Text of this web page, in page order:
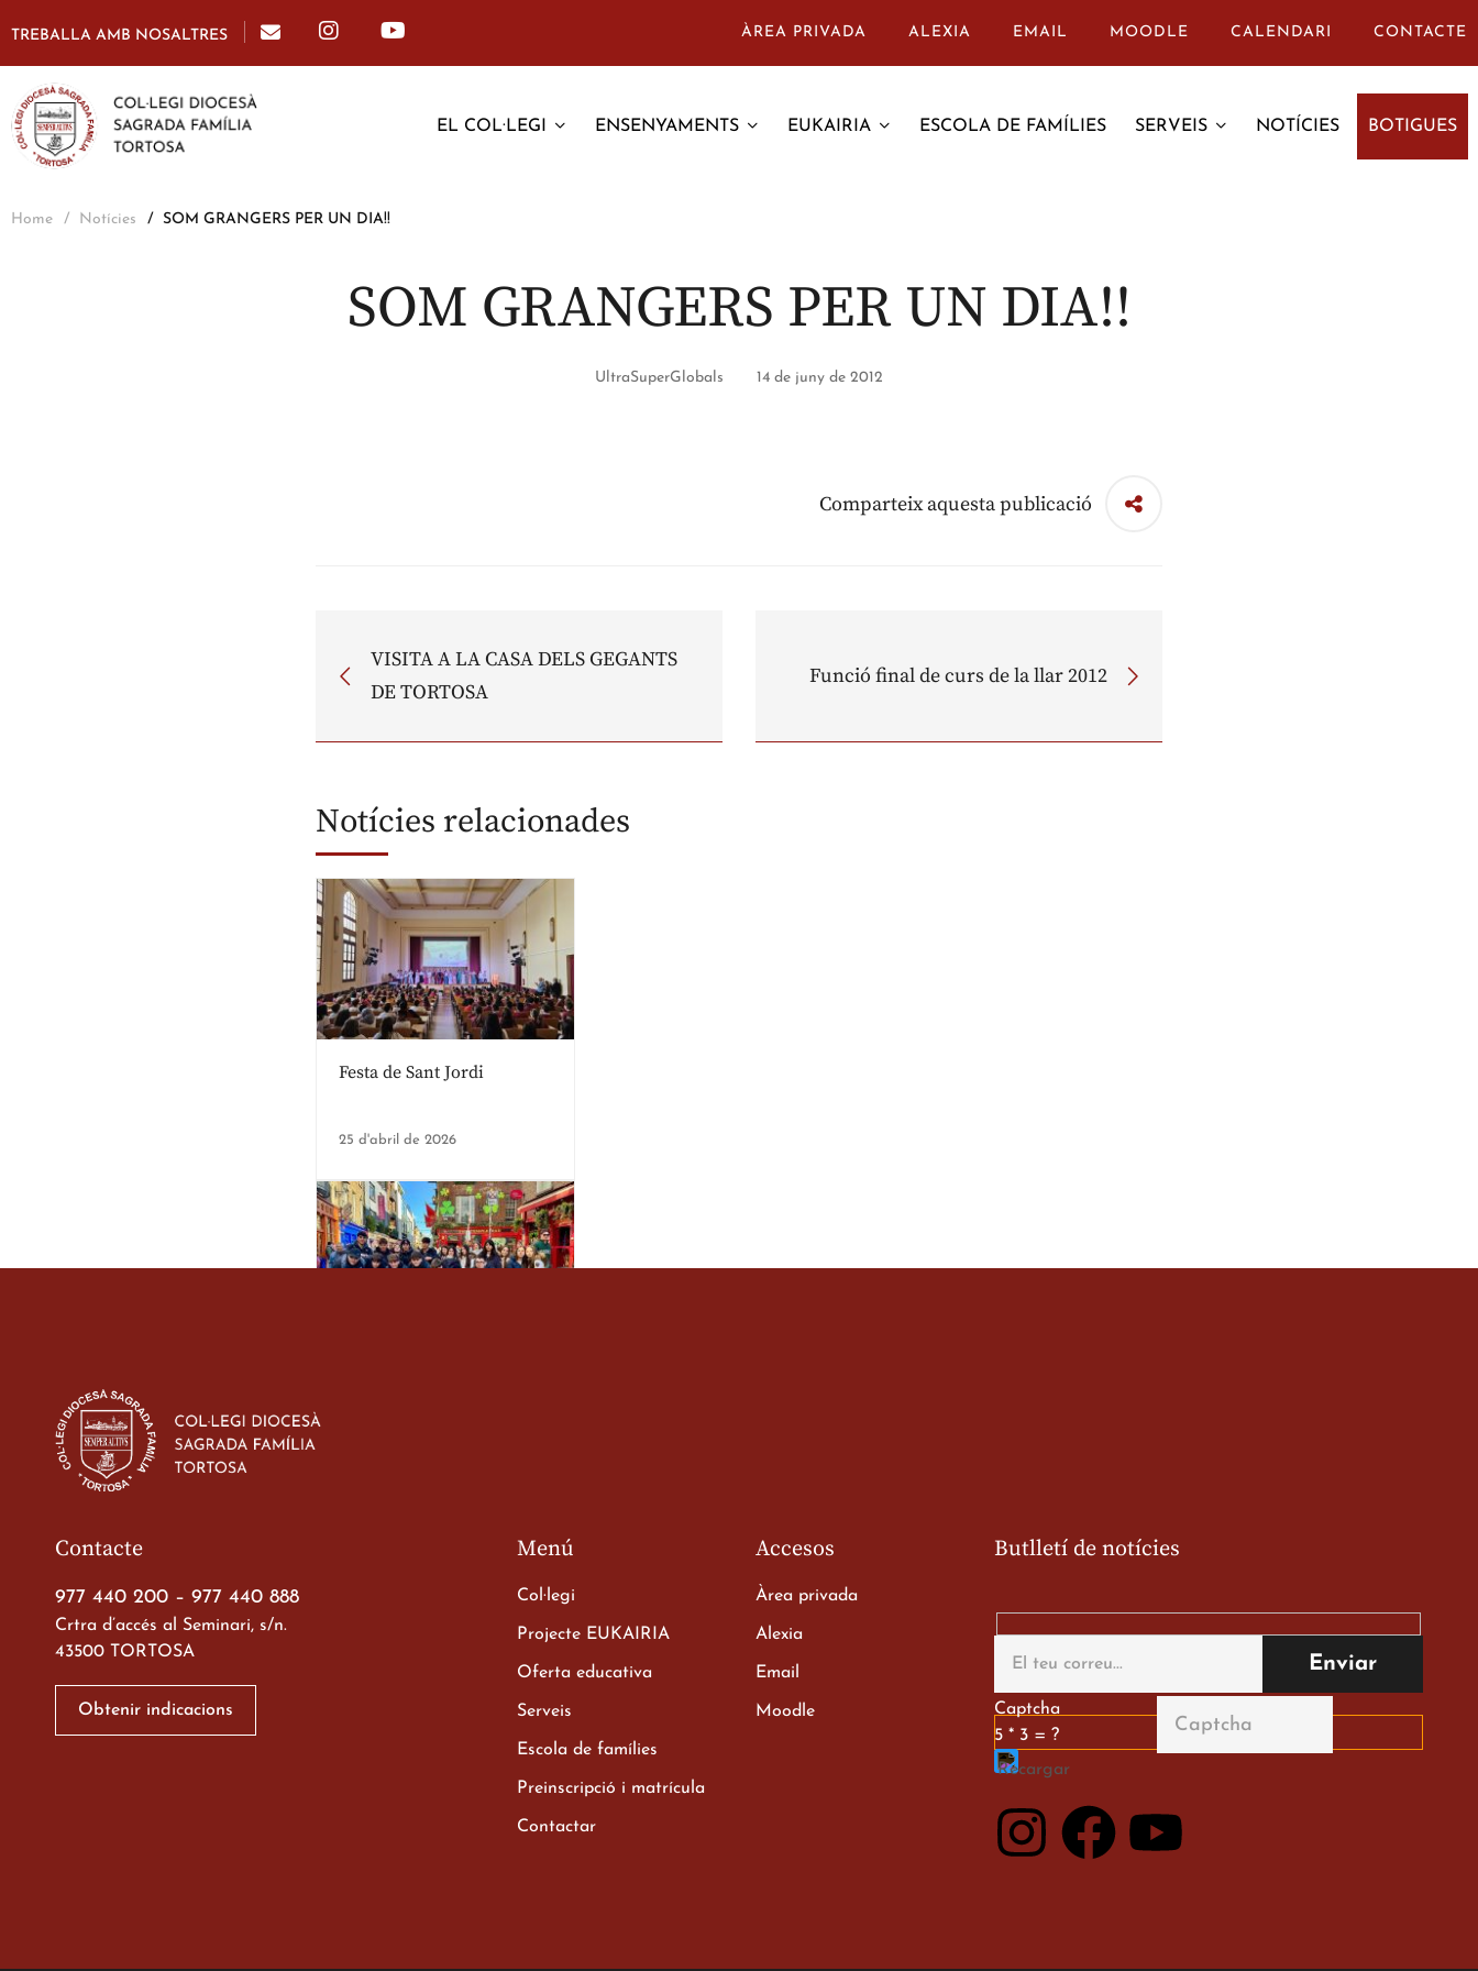
TREBALLA AMB NOSALTRES ÀREA PRIVADA ALEXIA EMAIL MOODLE CALENDARI CONTACTE
EL COL·LEGI ENSENYAMENTS EUKAIRIA ESCOLA DE FAMÍLIES SERVEIS NOTÍCIES BOTIGUES
Home Notícies SOM GRANGERS PER UN DIA!!
SOM GRANGERS PER UN DIA!!
UltraSuperGlobals 14 de juny de 2012
Comparteix aquesta publicació
VISITA A LA CASA DELS GEGANTS
DE TORTOSA
Funció final de curs de la llar 2012
Notícies relacionades
Festa de Sant Jordi
25 d'abril de 2026
Xerrada del Sr. Bisbe als
Contacte
977 440 200 – 977 440 888
Crtra d’accés al Seminari, s/n.
43500 TORTOSA
Obtenir indicacions
Menú
Col·legi
Projecte EUKAIRIA
Oferta educativa
Serveis
Escola de famílies
Preinscripció i matrícula
Contactar
Accesos
Àrea privada
Alexia
Email
Moodle
Butlletí de notícies
Captcha
5 * 3 = ?